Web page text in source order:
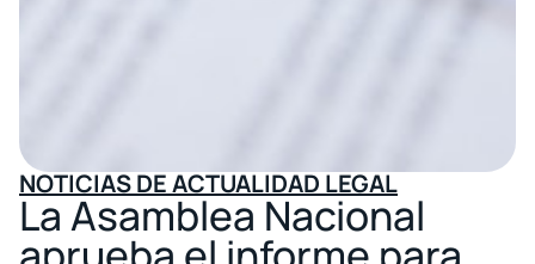
NOTICIAS DE ACTUALIDAD LEGAL
La Asamblea Nacional